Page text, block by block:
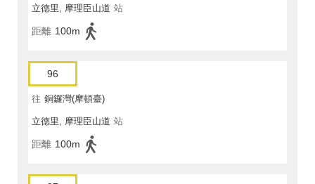
立德里, 摩理臣山道 站
距離 100m
96
往 銅鑼灣(摩頓臺)
立德里, 摩理臣山道 站
距離 100m